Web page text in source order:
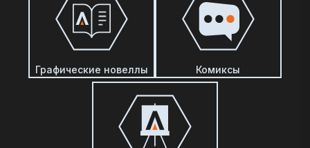
Графические новеллы Комиксы